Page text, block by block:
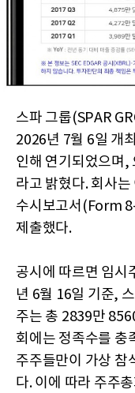
스파 그룹(SPAR
2026년 7월 6일 개
인해 연기되었으며,
라고 밝혔다. 회사
수시보고서(Form
제출했다.
공시에 따르면 임시
년 6월 16일 기준,
주는 총 2839만
회에는 정족수를 충
주주들만이 가상 참
다. 이에 따라 주주